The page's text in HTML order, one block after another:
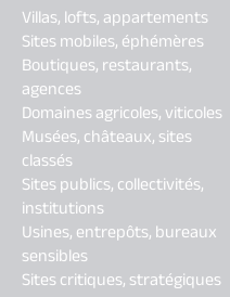
Villas, lofts, appartements
Sites mobiles, éphémères
Boutiques, restaurants,
agences
Domaines agricoles, viticoles
Musées, châteaux, sites
classés
Sites publics, collectivités,
institutions
Usines, entrepôts, bureaux
sensibles
Sites critiques, stratégiques